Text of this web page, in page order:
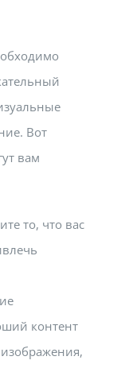
Вот
вам
то, что вас
контент